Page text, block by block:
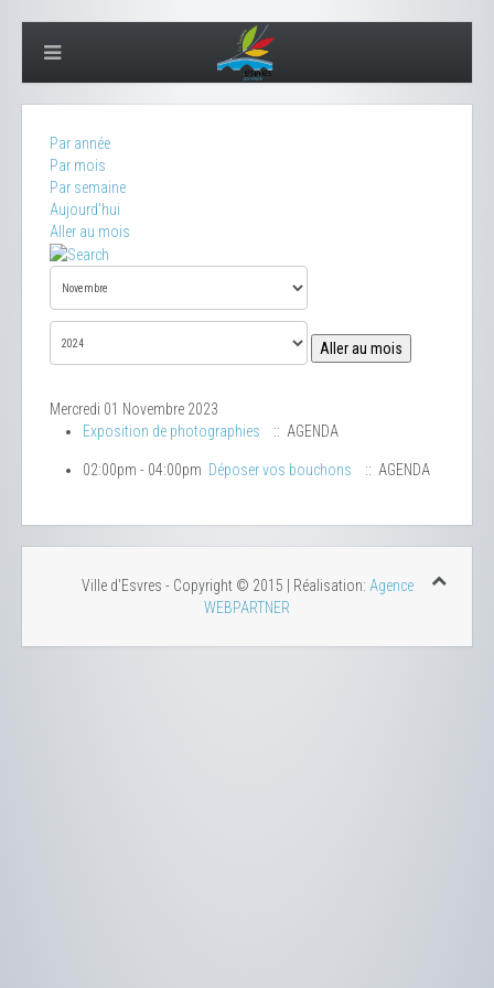
Par année
Par mois
Par semaine
Aujourd'hui
Aller au mois
Aller au mois
Mercredi 01 Novembre 2023
Exposition de photographies
:: AGENDA
02:00pm - 04:00pm Déposer vos bouchons :: AGENDA
Ville d'Esvres - Copyright © 2015 | Réalisation: Agence
WEBPARTNER